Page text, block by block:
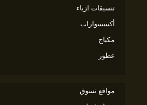
تنسيقات ازياء
أكسسوارات
مكياج
عطور
مواقع تسوق